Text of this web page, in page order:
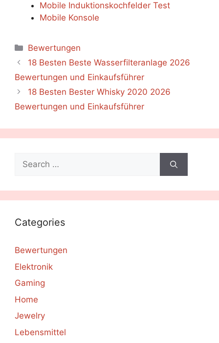
Mobile Induktionskochfelder Test
Mobile Konsole
Categories
Bewertungen
18 Besten Beste Wasserfilteranlage 2026
Bewertungen und Einkaufsführer
18 Besten Bester Whisky 2020 2026
Bewertungen und Einkaufsführer
Search
for:
Categories
Bewertungen
Elektronik
Gaming
Home
Jewelry
Lebensmittel